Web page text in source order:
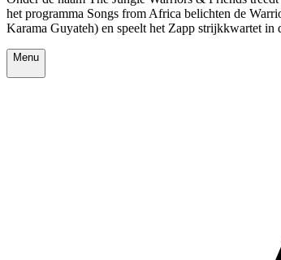
het programma Songs from Africa belichten de
Karama Guyateh) en speelt het Zapp strijkkwartet in
Menu